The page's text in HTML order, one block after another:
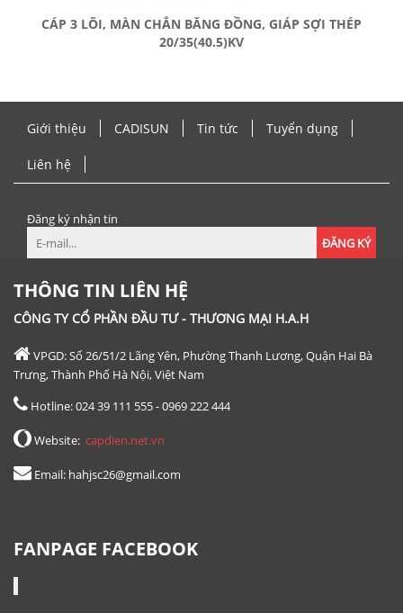
CÁP 3 LÕI, MÀN CHẮN BĂNG ĐỒNG, GIÁP SỢI THÉP
20/35(40.5)KV
Giới thiệu CADISUN Tin tức Tuyển dụng
Liên hệ
Đăng ký nhận tin
ĐĂNG KÝ
THÔNG TIN LIÊN HỆ
CÔNG TY CỔ PHẦN ĐẦU TƯ - THƯƠNG MẠI H.A.H
VPGD: Số 26/51/2 Lãng Yên, Phường Thanh Lương, Quận Hai Bà
Trưng, Thành Phố Hà Nội, Việt Nam
Hotline: 024 39 111 555 - 0969 222 444
Website: capdien.net.vn
Email: hahjsc26@gmail.com
FANPAGE FACEBOOK